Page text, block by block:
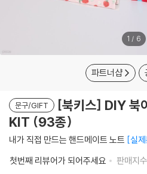
1 / 6
파트너샵
문구/GIFT
[북키스] DIY 북
KIT (93종)
내가 직접 만드는 핸드메이트 노트 실
첫번째 리뷰어가 되어주세요
판매지수